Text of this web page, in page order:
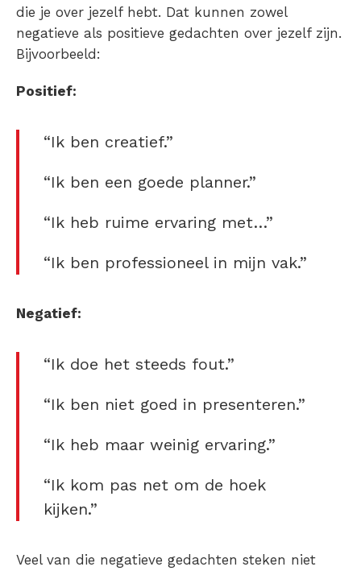
die je over jezelf hebt. Dat kunnen zowel
negatieve als positieve gedachten over jezelf zijn.
Bijvoorbeeld:
Positief:
“Ik ben creatief.”
“Ik ben een goede planner.”
“Ik heb ruime ervaring met…”
“Ik ben professioneel in mijn vak.”
Negatief:
“Ik doe het steeds fout.”
“Ik ben niet goed in presenteren.”
“Ik heb maar weinig ervaring.”
“Ik kom pas net om de hoek
kijken.”
Veel van die negatieve gedachten steken niet